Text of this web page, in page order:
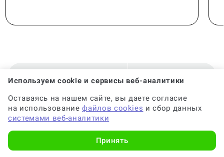
🟢 Консультант: Специалист с опытом
🟢 Гарантия на консультацию:
🟢 Срок консультации: от 2-х часов
Используем cookie и сервисы веб-аналитики
Оставаясь на нашем сайте, вы даете согласие
на использованиефайлов cookies и сбор данных
системами веб-аналитики
Принять